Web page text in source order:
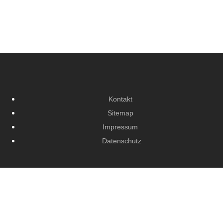
Kontakt
Sitemap
Impressum
Datenschutz